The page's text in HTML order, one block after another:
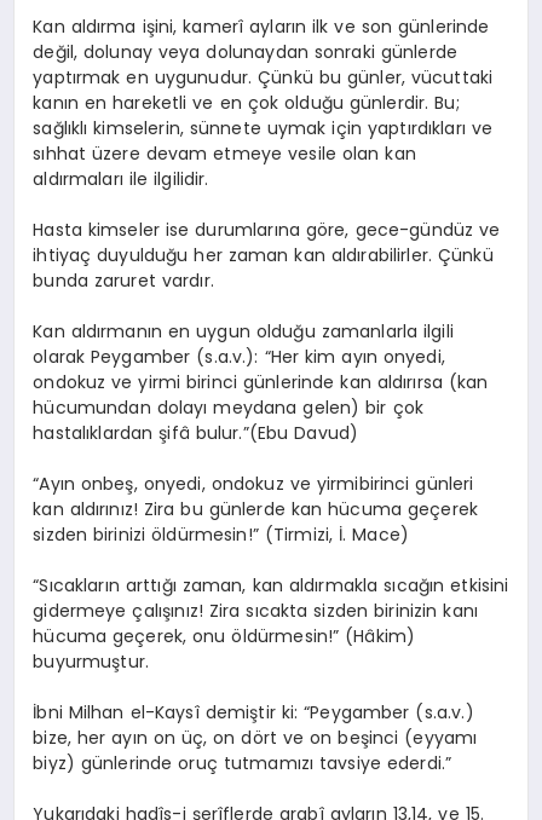
Kan aldırma işini, kamerî ayların ilk ve son günlerinde
değil, dolunay veya dolunaydan sonraki günlerde
yaptırmak en uygunudur. Çünkü bu günler, vücuttaki
kanın en hareketli ve en çok olduğu günlerdir. Bu;
sağlıklı kimselerin, sünnete uymak için yaptırdıkları ve
sıhhat üzere devam etmeye vesile olan kan
aldırmaları ile ilgilidir.
Hasta kimseler ise durumlarına göre, gece-gündüz ve
ihtiyaç duyulduğu her zaman kan aldırabilirler. Çünkü
bunda zaruret vardır.
Kan aldırmanın en uygun olduğu zamanlarla ilgili
olarak Peygamber (s.a.v.): “Her kim ayın onyedi,
ondokuz ve yirmi birinci günlerinde kan aldırırsa (kan
hücumundan dolayı meydana gelen) bir çok
hastalıklardan şifâ bulur.”(Ebu Davud)
“Ayın onbeş, onyedi, ondokuz ve yirmibirinci günleri
kan aldırınız! Zira bu günlerde kan hücuma geçerek
sizden birinizi öldürmesin!” (Tirmizi, İ. Mace)
“Sıcakların arttığı zaman, kan aldırmakla sıcağın etkisini
gidermeye çalışınız! Zira sıcakta sizden birinizin kanı
hücuma geçerek, onu öldürmesin!” (Hâkim)
buyurmuştur.
İbni Milhan el-Kaysî demiştir ki: “Peygamber (s.a.v.)
bize, her ayın on üç, on dört ve on beşinci (eyyamı
biyz) günlerinde oruç tutmamızı tavsiye ederdi.”
Yukarıdaki hadîs-i şerîflerde arabî ayların 13,14, ve 15.